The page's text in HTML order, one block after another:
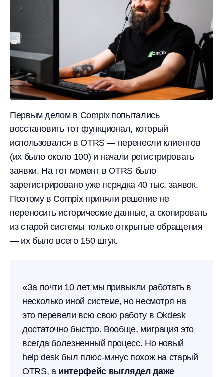
Первым делом в Compix попытались
восстановить тот функционал, который
использовался в OTRS — перенесли клиентов
(их было около 100) и начали регистрировать
заявки. На тот момент в OTRS было
зарегистрировано уже порядка 40 тыс. заявок.
Поэтому в Compix приняли решение не
переносить исторические данные, а скопировать
из старой системы только открытые обращения
— их было всего 150 штук.
«За почти 10 лет мы привыкли работать в
несколько иной системе, но несмотря на
это перевели всю свою работу в Okdesk
достаточно быстро. Вообще, миграция это
всегда болезненный процесс. Но новый
help desk был плюс-минус похож на старый
OTRS, а интерфейс выглядел даже